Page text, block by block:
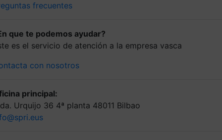
frecuentes
que te podemos ayudar?
es el servicio de atención a la empresa vasca
con nosotros
principal:
Urquijo 36 4ª planta 48011 Bilbao